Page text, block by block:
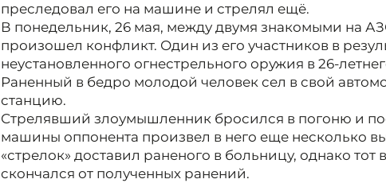
преследовал его на машине и стрелял ещё.
В понедельник, 26 мая, между двумя знакомыми на
произошел конфликт. Один из его участников в
неустановленного огнестрельного оружия в 26-
Раненный в бедро молодой человек сел в свой
станцию.
Стрелявший злоумышленник бросился в погоню и
машины оппонента произвел в него еще несколько
«стрелок» доставил раненого в больницу, однако
скончался от полученных ранений.